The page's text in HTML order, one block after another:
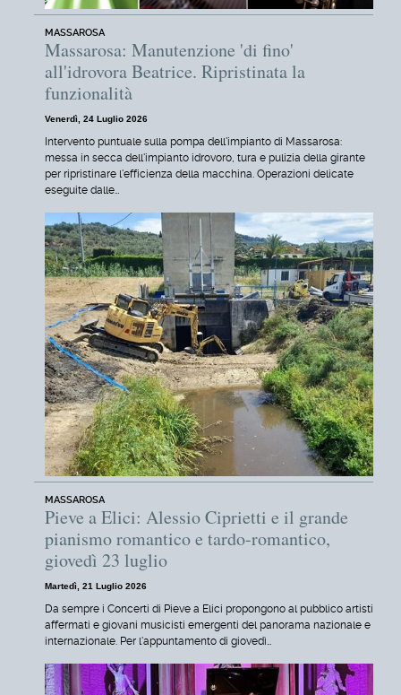
MASSAROSA
Massarosa: Manutenzione 'di fino'
all'idrovora Beatrice. Ripristinata la
funzionalità
Venerdì, 24 Luglio 2026
Intervento puntuale sulla pompa dell'impianto di Massarosa:
messa in secca dell'impianto idrovoro, tura e pulizia della girante
per ripristinare l'efficienza della macchina. Operazioni delicate
eseguite dalle…
MASSAROSA
Pieve a Elici: Alessio Ciprietti e il grande
pianismo romantico e tardo-romantico,
giovedì 23 luglio
Martedì, 21 Luglio 2026
Da sempre i Concerti di Pieve a Elici propongono al pubblico artisti
affermati e giovani musicisti emergenti del panorama nazionale e
internazionale. Per l'appuntamento di giovedì…